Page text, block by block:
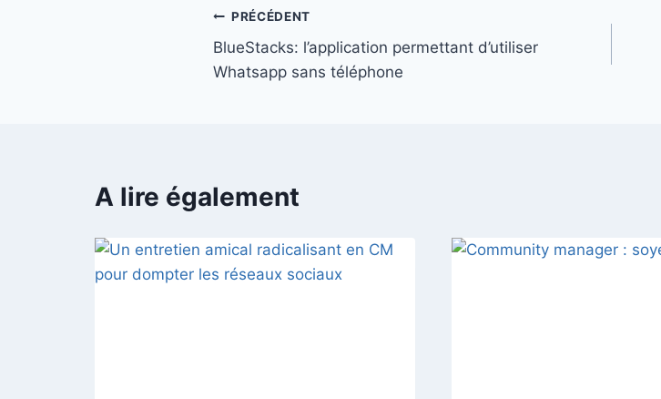
PRÉCÉDENT
BlueStacks: l’application permettant d’utiliser
Whatsapp sans téléphone
A lire également